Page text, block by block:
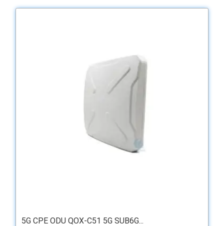
5G CPE ODU QOX-C51 5G SUB6G...